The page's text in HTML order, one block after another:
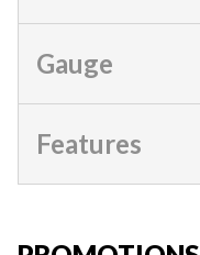
Gauge
Features